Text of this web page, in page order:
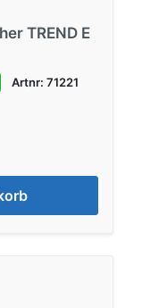
TREND E
Artnr: 71221